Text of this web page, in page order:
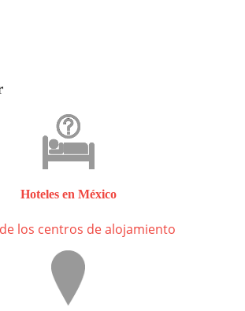
Hoteles en México
los centros de alojamiento